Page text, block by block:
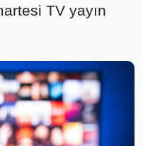
TV yayın